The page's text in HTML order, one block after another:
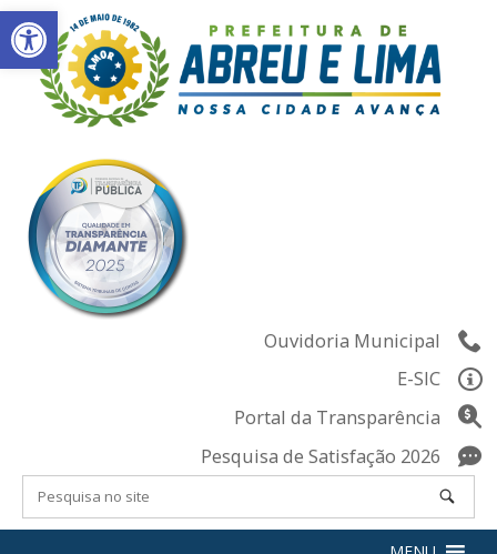
Abrir a barra de ferramentas
Skip
to
content
Ouvidoria Municipal
E-SIC
Portal da Transparência
Pesquisa de Satisfação 2026